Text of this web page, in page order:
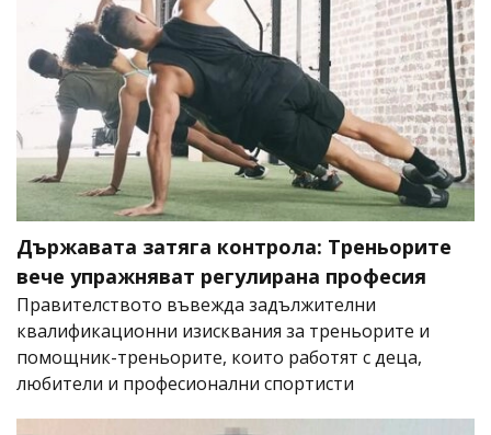
Държавата затяга контрола: Треньорите
вече упражняват регулирана професия
Правителството въвежда задължителни
квалификационни изисквания за треньорите и
помощник-треньорите, които работят с деца,
любители и професионални спортисти